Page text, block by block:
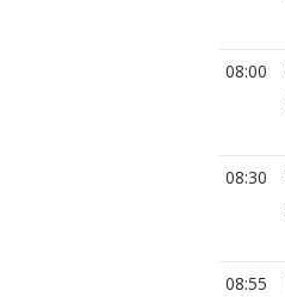
08:00
08:30
08:55